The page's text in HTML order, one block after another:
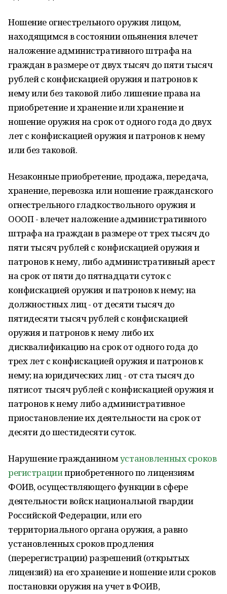
Ношение огнестрельного оружия лицом,
находящимся в состоянии опьянения влечет
наложение административного штрафа на
граждан в размере от двух тысяч до пяти тысяч
рублей с конфискацией оружия и патронов к
нему или без таковой либо лишение права на
приобретение и хранение или хранение и
ношение оружия на срок от одного года до двух
лет с конфискацией оружия и патронов к нему
или без таковой.
Незаконные приобретение, продажа, передача,
хранение, перевозка или ношение гражданского
огнестрельного гладкоствольного оружия и
ОООП - влечет наложение административного
штрафа на граждан в размере от трех тысяч до
пяти тысяч рублей с конфискацией оружия и
патронов к нему, либо административный арест
на срок от пяти до пятнадцати суток с
конфискацией оружия и патронов к нему; на
должностных лиц - от десяти тысяч до
пятидесяти тысяч рублей с конфискацией
оружия и патронов к нему либо их
дисквалификацию на срок от одного года до
трех лет с конфискацией оружия и патронов к
нему; на юридических лиц - от ста тысяч до
пятисот тысяч рублей с конфискацией оружия и
патронов к нему либо административное
приостановление их деятельности на срок от
десяти до шестидесяти суток.
Нарушение гражданиномустановленных сроков
регистрацииприобретенного по лицензиям
ФОИВ, осуществляющего функции в сфере
деятельности войск национальной гвардии
Российской Федерации, или его
территориального органа оружия, а равно
установленных сроков продления
(перерегистрации) разрешений (открытых
лицензий) на его хранение и ношение или сроков
постановки оружия на учет в ФОИВ,